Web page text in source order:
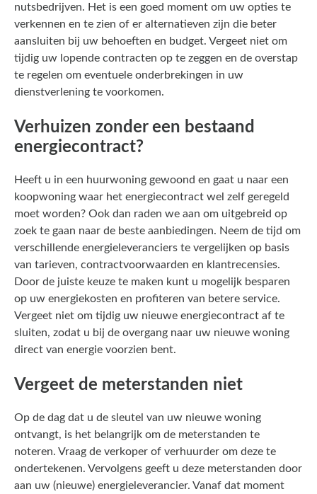
nutsbedrijven. Het is een goed moment om uw opties te
verkennen en te zien of er alternatieven zijn die beter
aansluiten bij uw behoeften en budget. Vergeet niet om
tijdig uw lopende contracten op te zeggen en de overstap
te regelen om eventuele onderbrekingen in uw
dienstverlening te voorkomen.
Verhuizen zonder een bestaand
energiecontract?
Heeft u in een huurwoning gewoond en gaat u naar een
koopwoning waar het energiecontract wel zelf geregeld
moet worden? Ook dan raden we aan om uitgebreid op
zoek te gaan naar de beste aanbiedingen. Neem de tijd om
verschillende energieleveranciers te vergelijken op basis
van tarieven, contractvoorwaarden en klantrecensies.
Door de juiste keuze te maken kunt u mogelijk besparen
op uw energiekosten en profiteren van betere service.
Vergeet niet om tijdig uw nieuwe energiecontract af te
sluiten, zodat u bij de overgang naar uw nieuwe woning
direct van energie voorzien bent.
Vergeet de meterstanden niet
Op de dag dat u de sleutel van uw nieuwe woning
ontvangt, is het belangrijk om de meterstanden te
noteren. Vraag de verkoper of verhuurder om deze te
ondertekenen. Vervolgens geeft u deze meterstanden door
aan uw (nieuwe) energieleverancier. Vanaf dat moment